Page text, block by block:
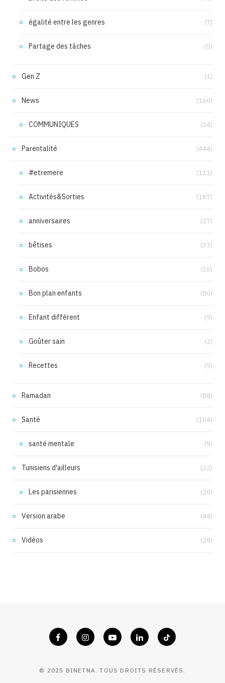
égalité entre les genres (7)
Partage des tâches (5)
Gen Z (1)
News (160)
COMMUNIQUES (24)
Parentalité (444)
#etremere (111)
Activités&Sorties (187)
anniversaires (27)
bêtises (33)
Bobos (16)
Bon plan enfants (80)
Enfant différent (9)
Goûter sain (2)
Recettes (9)
Ramadan (88)
Santé (104)
santé mentale (9)
Tunisiens d'ailleurs (22)
Les parisiennes (20)
Version arabe (44)
Vidéos (28)
© 2025 BINETNA. TOUS DROITS RÉSERVÉS.